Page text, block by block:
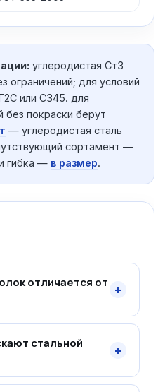
углеродистая Ст3
ограничений; для условий
или С345. для
без покраски берут
— углеродистая сталь
сортамент —
и гибка — в размер.
отличается от +
стальной
+